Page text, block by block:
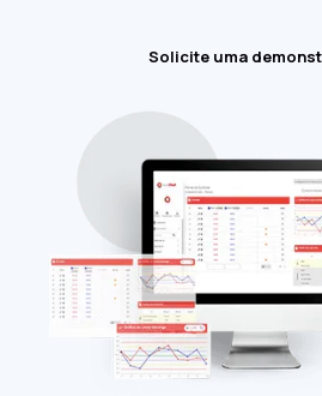
Solicite uma